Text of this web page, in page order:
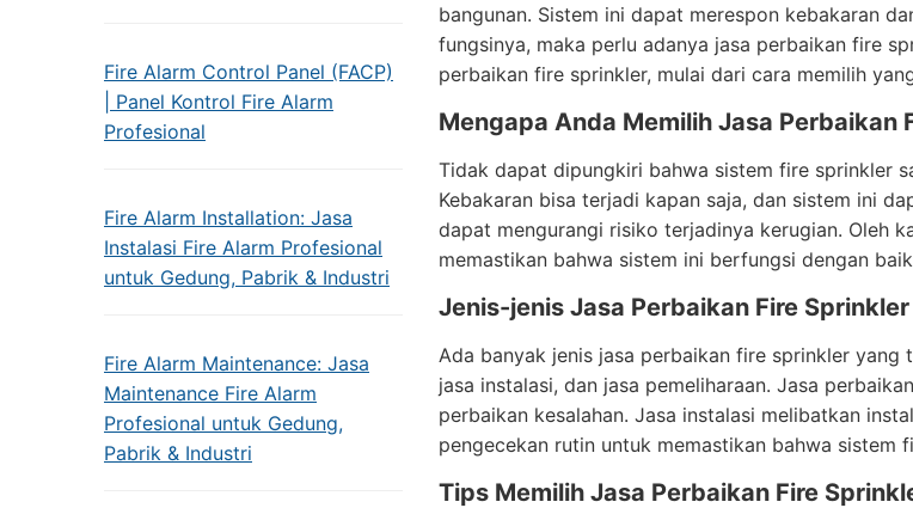
Fire Alarm Control Panel (FACP)
| Panel Kontrol Fire Alarm
Profesional
Fire Alarm Installation: Jasa
Instalasi Fire Alarm Profesional
untuk Gedung, Pabrik & Industri
Fire Alarm Maintenance: Jasa
Maintenance Fire Alarm
Profesional untuk Gedung,
Pabrik & Industri
bangunan. Sistem ini dapat merespon kebakaran
fungsinya, maka perlu adanya jasa perbaikan fire
perbaikan fire sprinkler, mulai dari cara memilih
Mengapa Anda Memilih Jasa Perbaikan
Tidak dapat dipungkiri bahwa sistem fire sprinkler
Kebakaran bisa terjadi kapan saja, dan sistem ini
dapat mengurangi risiko terjadinya kerugian. Oleh
memastikan bahwa sistem ini berfungsi dengan
Jenis-jenis Jasa Perbaikan Fire Sprinkler
Ada banyak jenis jasa perbaikan fire sprinkler yang
jasa instalasi, dan jasa pemeliharaan. Jasa
perbaikan kesalahan. Jasa instalasi melibatkan
pengecekan rutin untuk memastikan bahwa sistem
Tips Memilih Jasa Perbaikan Fire